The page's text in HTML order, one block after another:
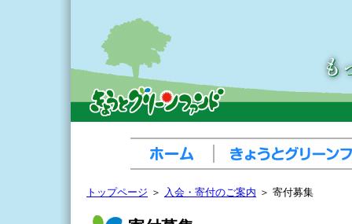
トップページ ＞ 入会・寄付のご案内 ＞ 寄付募集